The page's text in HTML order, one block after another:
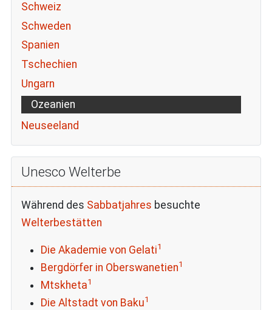
Schweiz
Schweden
Spanien
Tschechien
Ungarn
Ozeanien
Neuseeland
Unesco Welterbe
Während des Sabbatjahres besuchte
Welterbestätten
Die Akademie von Gelati1
Bergdörfer in Oberswanetien1
Mtskheta1
Die Altstadt von Baku1